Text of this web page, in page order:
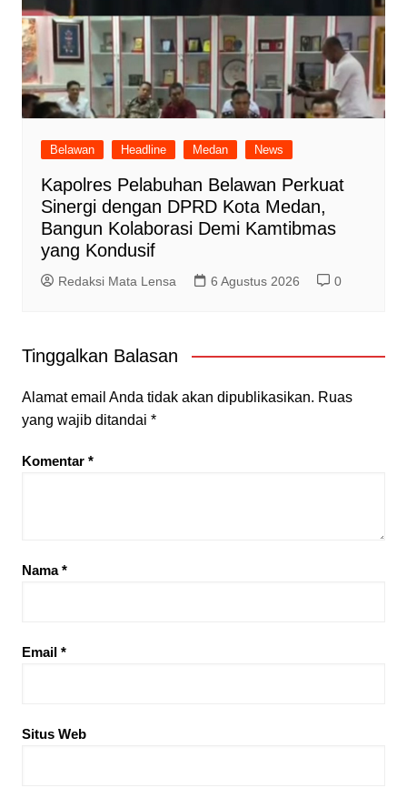
Belawan Headline Medan News
Kapolres Pelabuhan Belawan Perkuat
Sinergi dengan DPRD Kota Medan,
Bangun Kolaborasi Demi Kamtibmas
yang Kondusif
Redaksi Mata Lensa 6 Agustus 2026 0
Tinggalkan Balasan
Alamat email Anda tidak akan dipublikasikan. Ruas
yang wajib ditandai *
Komentar *
Nama*
Email *
Situs Web